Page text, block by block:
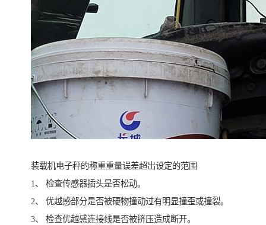
装载机电子秤的称重重量误差超出设定的范围
1、 检查传感器插头是否松动。
2、 优越感部分是否被硬物撞动过有明显撞歪或撞裂。
3、 检查优越感连接线是否被挤压造成断开。